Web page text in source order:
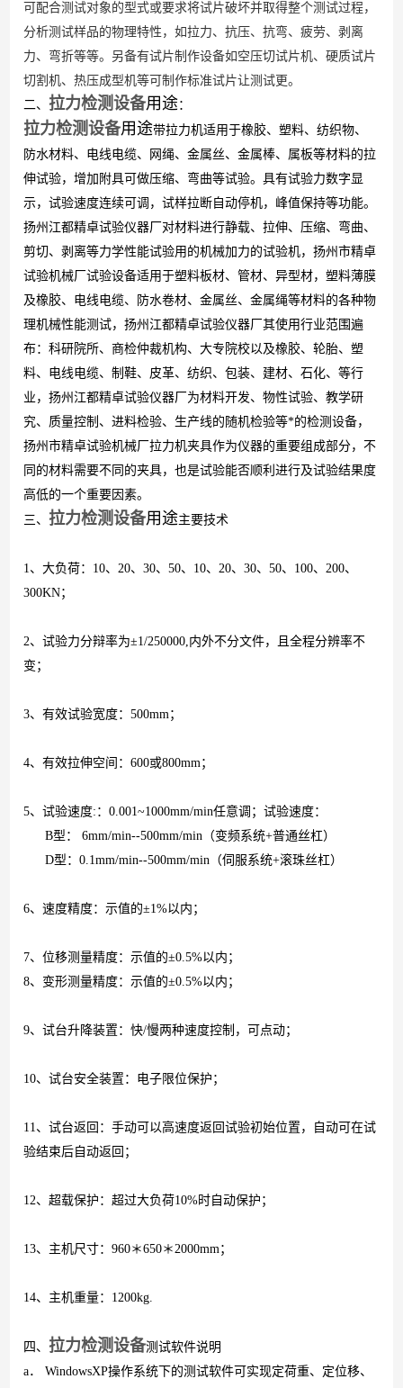
可配合测试对象的型式或要求将试片破坏并取得整个测试过程，
分析测试样品的物理特性，如拉力、抗压、抗弯、疲劳、剥离
力、弯折等等。 另备有试片制作设备如空压切试片机、硬质试片
切割机、热压成型机等可制作标准试片让测试更。
二、 拉力检测设备用途：
拉力检测设备用途带拉力机适用于橡胶、塑料、纺织物、
防水材料、电线电缆、网绳、金属丝、金属棒、属板等材料的拉
伸试验，增加附具可做压缩、弯曲等试验。具有试验力数字显
示，试验速度连续可调，试样拉断自动停机，峰值保持等功能。
扬州江都精卓试验仪器厂 对材料进行静载、拉伸、压缩、弯曲、
剪切、剥离等力学性能试验用的机械加力的试验机，扬州市精卓
试验机械厂试验设备适用于塑料板材、管材、异型材，塑料薄膜
及橡胶、电线电缆、防水卷材、金属丝、金属绳等材料的各种物
理机械性能测试，扬州江都精卓试验仪器厂其使用行业范围遍
布：科研院所、商检仲裁机构、大专院校以及橡胶、轮胎、塑
料、电线电缆、制鞋、皮革、纺织、包装、建材、石化、等行
业，扬州江都精卓试验仪器厂 为材料开发、物性试验、教学研
究、质量控制、进料检验、生产线的随机检验等*的检测设备，
扬州市精卓试验机械厂拉力机夹具作为仪器的重要组成部分，不
同的材料需要不同的夹具，也是试验能否顺利进行及试验结果度
高低的一个重要因素。
三、 拉力检测设备用途主要技术
1、大负荷： 10、20、30、50、 10、20、30、50、 100、200、
300KN；
2、试验力分辩率为±1/250000,内外不分文件，且全程分辨率不
变；
3、有效试验宽度：500mm；
4、有效拉伸空间：600或800mm；
5、试验速度: ：0.001~1000mm/min任意调；试验速度：
B型：6mm/min--500mm/min （变频系统+普通丝杠）
D型：0.1mm/min--500mm/min （伺服系统+滚珠丝杠）
6、速度精度：示值的±1%以内；
7、位移测量精度：示值的±0.5%以内；
8、变形测量精度：示值的±0.5%以内；
9、试台升降装置：快/慢两种速度控制，可点动；
10、试台安全装置：电子限位保护；
11、试台返回：手动可以高速度返回试验初始位置，
自动可在试
验结束后自动返回；
12、超载保护：超过大负荷10%时自动保护；
13、 主机尺寸：960＊650＊2000mm；
14、 主机重量： 1200kg.
四、 拉力检测设备测试软件说明
a． WindowsXP操作系统下的测试软件可实现定荷重、定位移、